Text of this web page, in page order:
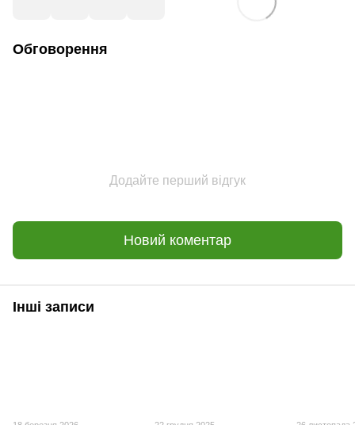
Обговорення
Додайте перший відгук
Новий коментар
Інші записи